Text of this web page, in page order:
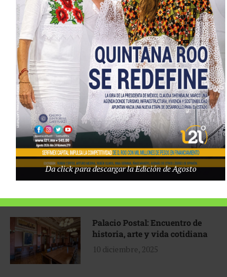
Tecnológico de Monterrey
3 agosto, 2026
Promoción turística con visión
1 abril, 2026
Industria global en
reconfiguración
31 marzo, 2026
Palacio Postal: Encuentro de
historia, arte y vida cotidiana
10 diciembre, 2025
Da click para descargar la Edición de Agosto